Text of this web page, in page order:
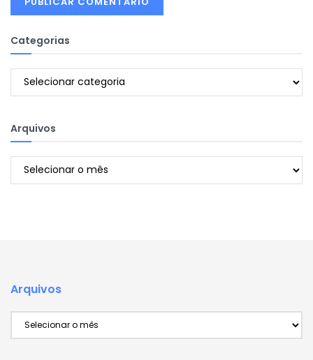
Categorias
Categorias
Arquivos
Arquivos
Arquivos